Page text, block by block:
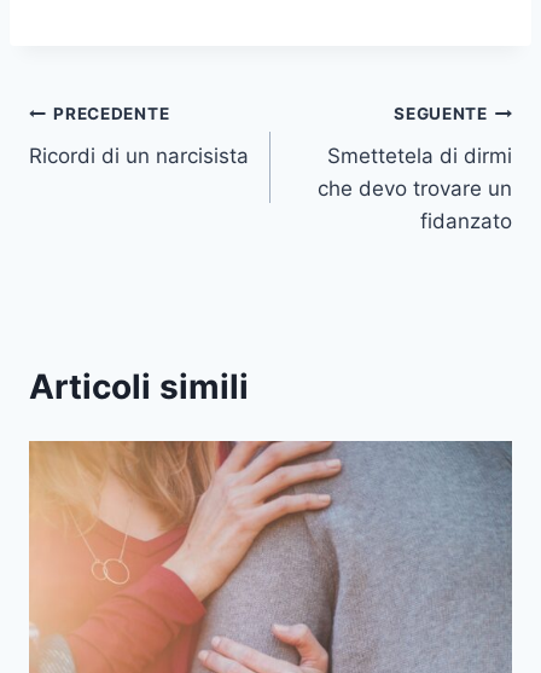
Navigazione
articoli
PRECEDENTE
Ricordi di un narcisista
SEGUENTE
Smettetela di dirmi
che devo trovare un
fidanzato
Articoli simili